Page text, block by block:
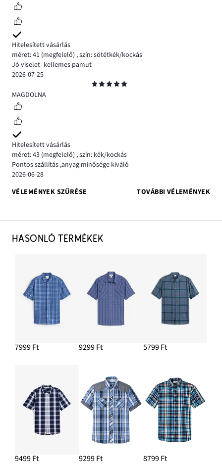
Hitelesített vásárlás
méret: 41 (megfelelő) ,szín: sötétkék/kockás
Jó viselet- kellemes pamut
2026-07-25
5
MAGDOLNA
Hitelesített vásárlás
méret: 43 (megfelelő) ,szín: kék/kockás
Pontos szállítás ,anyag minősége kiváló
2026-06-28
VÉLEMÉNYEK SZŰRÉSE
TOVÁBBI VÉLEMÉNYEK
HASONLÓ TERMÉKEK
7999 Ft 9299 Ft 5799 Ft
9499 Ft 9299 Ft 8799 Ft